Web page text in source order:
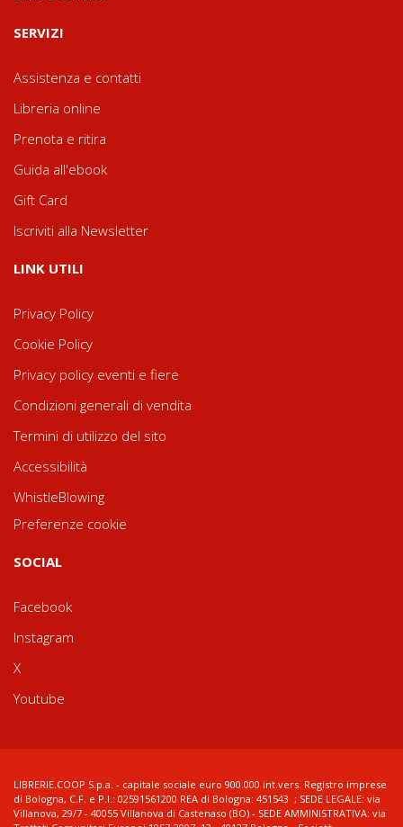
SERVIZI
Assistenza e contatti
Libreria online
Prenota e ritira
Guida all'ebook
Gift Card
Iscriviti alla Newsletter
LINK UTILI
Privacy Policy
Cookie Policy
Privacy policy eventi e fiere
Condizioni generali di vendita
Termini di utilizzo del sito
Accessibilità
WhistleBlowing
Preferenze cookie
SOCIAL
Facebook
Instagram
X
Youtube
LIBRERIE.COOP S.p.a. - capitale sociale euro 900.000 int.vers. Registro imprese
di Bologna, C.F. e P.I.: 02591561200 REA di Bologna: 451543 ; SEDE LEGALE: via
Villanova, 29/7 - 40055 Villanova di Castenaso (BO) - SEDE AMMINISTRATIVA: via